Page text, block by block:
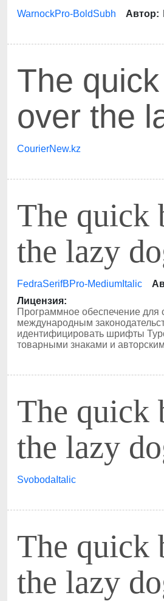
WarnockPro-BoldSubh Автор:
The
over the
CourierNew.kz
The quick
the lazy
FedraSerifBPro-MediumItalic
Лицензия:
Программное обеспечение
международным
идентифицировать шрифты
товарными знаками и
The quick
the lazy
SvobodaItalic
The quick
the lazy